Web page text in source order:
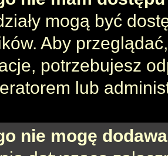
mogą być
Aby
potrzebujesz
lub
nie mogę